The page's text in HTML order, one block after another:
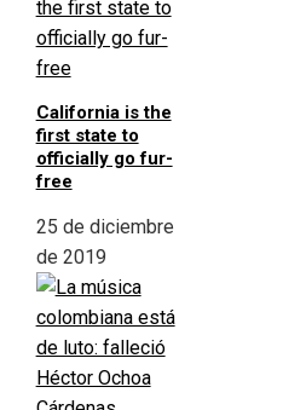
California is the
first state to
officially go fur-
free
25 de diciembre
de 2019